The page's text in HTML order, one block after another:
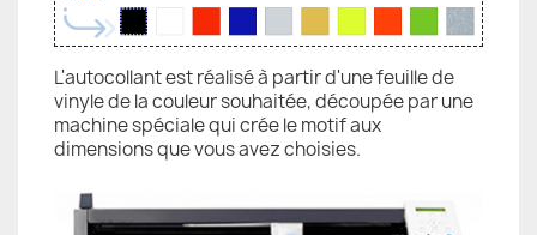
L'autocollant est réalisé à partir d'une feuille de
vinyle de la couleur souhaitée, découpée par une
machine spéciale qui crée le motif aux
dimensions que vous avez choisies.